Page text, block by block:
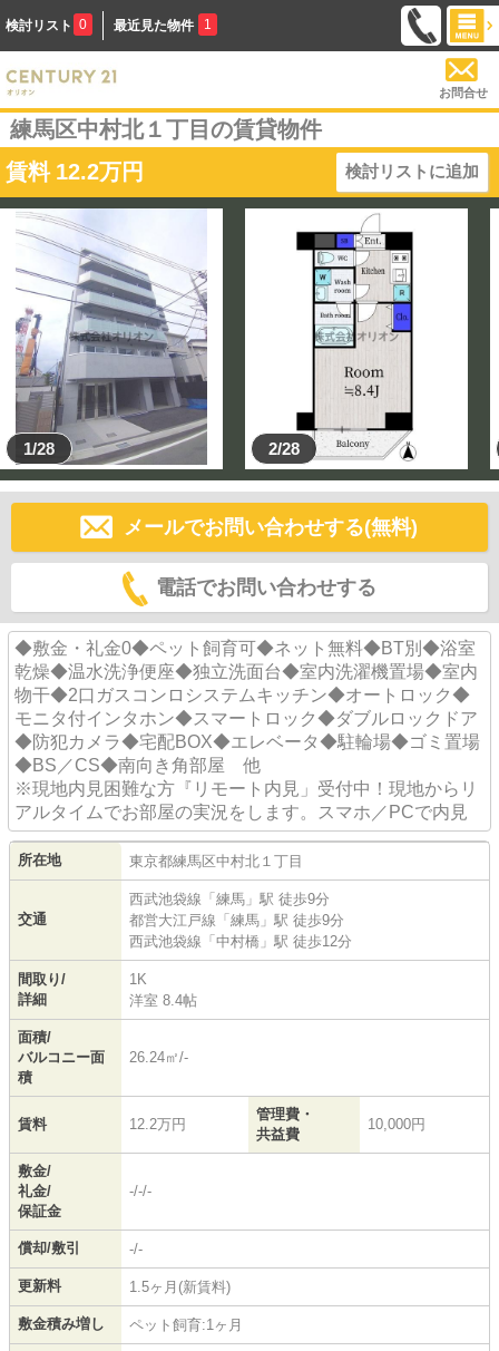
検討リスト 0 最近見た物件 1
お問合せ
練馬区中村北１丁目の賃貸物件
賃料 12.2万円 検討リストに追加
1/28 2/28
メールでお問い合わせする(無料)
電話でお問い合わせする
◆敷金・礼金0◆ペット飼育可◆ネット無料◆BT別◆浴室
乾燥◆温水洗浄便座◆独立洗面台◆室内洗濯機置場◆室内
物干◆2口ガスコンロシステムキッチン◆オートロック◆
モニタ付インタホン◆スマートロック◆ダブルロックドア
◆防犯カメラ◆宅配BOX◆エレベータ◆駐輪場◆ゴミ置場
◆BS／CS◆南向き角部屋 他
※現地内見困難な方『リモート内見」受付中！現地からリ
アルタイムでお部屋の実況をします。スマホ／PCで内見
所在地 東京都練馬区中村北 １丁目
交通
西武池袋線 「 練馬 」駅 徒歩9分
都営大江戸線 「 練馬 」駅 徒歩9分
西武池袋線 「 中村橋 」駅 徒歩12分
間取り/
詳細
1K
洋室 8.4帖
面積/
バルコニー面
積
26.24㎡/-
賃料 12.2万円
管理費・
共益費
10,000円
敷金/
礼金/
保証金
-/-/-
償却/敷引 -/-
更新料 1.5ヶ月(新賃料)
敷金積み増し ペット飼育:1ヶ月